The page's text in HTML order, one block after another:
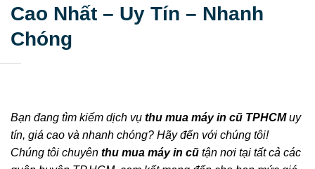
Cao Nhất – Uy Tín – Nhanh
Chóng
Bạn đang tìm kiếm dịch vụ thu mua máy in cũ TPHCMuy
tín, giá cao và nhanh chóng? Hãy đến với chúng tôi!
Chúng tôi chuyên thu mua máy in cũ tận nơi tại tất cả các